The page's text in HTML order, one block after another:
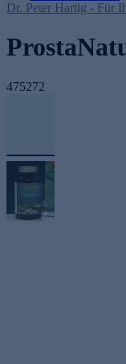
Dr. Peter Hartig - Für
475272